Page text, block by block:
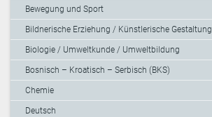
Bewegung und Sport
Bildnerische Erziehung / Künstlerische Gestaltung
Biologie / Umweltkunde / Umweltbildung
Bosnisch – Kroatisch – Serbisch (BKS)
Chemie
Deutsch